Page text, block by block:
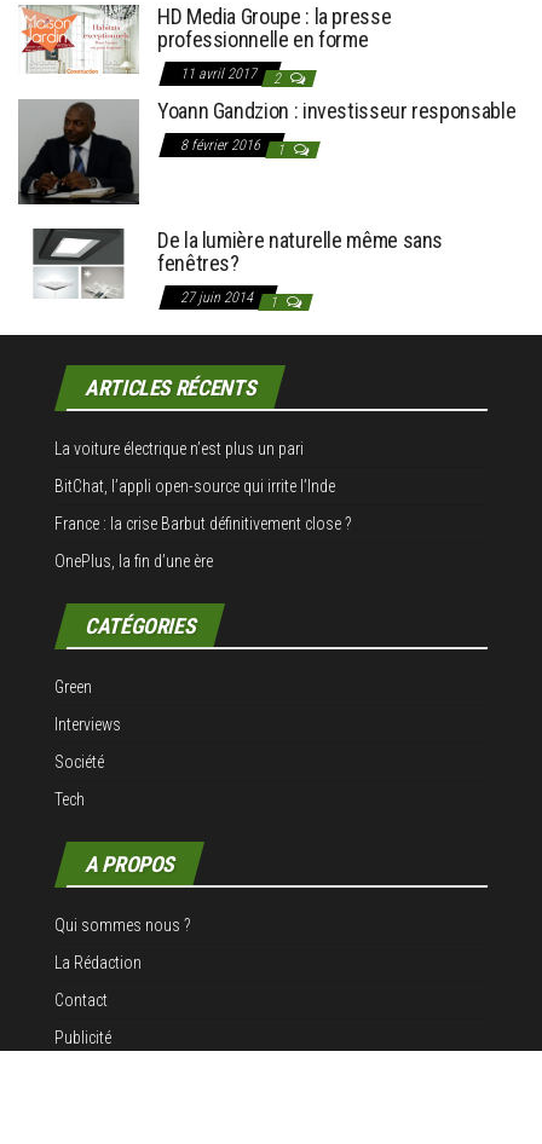
HD Media Groupe : la presse
professionnelle en forme
11 avril 2017 2
Yoann Gandzion : investisseur responsable
8 février 2016 1
De la lumière naturelle même sans
fenêtres?
27 juin 2014 1
ARTICLES RÉCENTS
La voiture électrique n’est plus un pari
BitChat, l’appli open-source qui irrite l’Inde
France : la crise Barbut définitivement close ?
OnePlus, la fin d’une ère
CATÉGORIES
Green
Interviews
Société
Tech
A PROPOS
Qui sommes nous ?
La Rédaction
Contact
Publicité